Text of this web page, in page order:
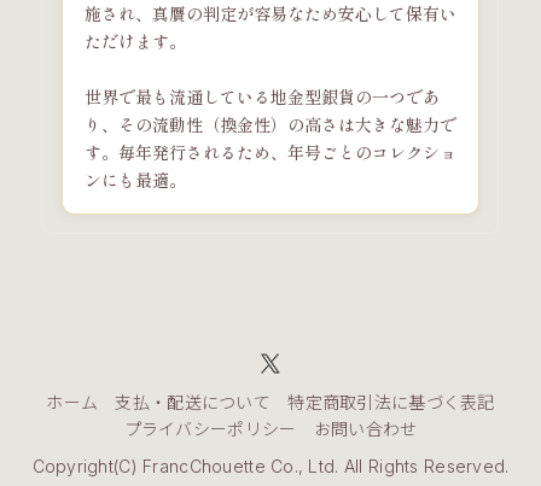
施され、真贋の判定が容易なため安心して保有い
ただけます。
世界で最も流通している地金型銀貨の一つであ
り、その流動性（換金性）の高さは大きな魅力で
す。毎年発行されるため、年号ごとのコレクショ
ンにも最適。
ホーム 支払・配送について
特定商取引法に基づく表記
プライバシーポリシー
お問い合わせ
Copyright(C) FrancChouette Co., Ltd. All Rights Reserved.